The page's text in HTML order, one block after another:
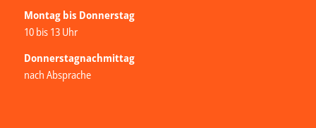
Montag bis Donnerstag
10 bis 13 Uhr
Donnerstagnachmittag
nach Absprache